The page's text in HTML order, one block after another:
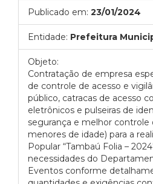
Publicado em: 23/01/2024
Entidade: Prefeitura
Objeto:
Contratação de empresa
de controle de acesso e
público, catracas de acesso
eletrônicos e pulseiras de
segurança e melhor controle
menores de idade) para a
Popular “Tambaú Folia –
necessidades do
Eventos conforme